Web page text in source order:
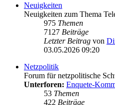
Neuigkeiten
Neuigkeiten zum Thema
975 Themen
7127 Beiträge
Letzter Beitrag von
03.05.2026 09:20
Netzpolitik
Forum für netzpolitische
Unterforen: Enquete-
53 Themen
422 Beiträge